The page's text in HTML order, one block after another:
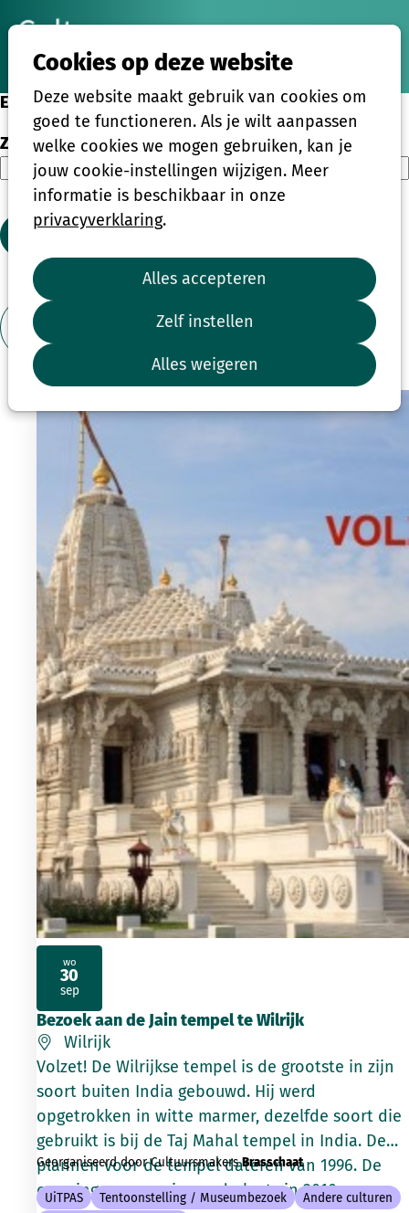
Cookies op deze website
Deze website maakt gebruik van cookies om
goed te functioneren. Als je wilt aanpassen
welke cookies we mogen gebruiken, kan je
jouw cookie-instellingen wijzigen. Meer
informatie is beschikbaar in onze
privacyverklaring.
Alles accepteren
Zelf instellen
Alles weigeren
Eenmalige activiteiten
Zoeken
Zoeken
1 2 3 4
Bezoek aan de Jain tempel te Wilrijk
Wilrijk
Volzet! De Wilrijkse tempel is de grootste in zijn
soort buiten India gebouwd. Hij werd
opgetrokken in witte marmer, dezelfde soort die
gebruikt is bij de Taj Mahal tempel in India. De
plannen voor de tempel dateren van 1996. De
openingsceremonie vond plaats in 2010.
Georganiseerd door CultuursmakersBrasschaat
UiTPAS Tentoonstelling / Museumbezoek
Andere culturen
wo
30
sep
2026